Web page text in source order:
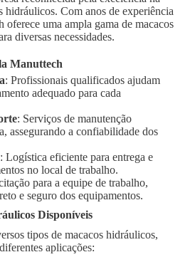
hidráulicos. Com anos de experiência
oferece uma ampla gama de macacos
diversas necessidades.
Manuttech
: Profissionais qualificados ajudam
adequado para cada
: Serviços de manutenção
assegurando a confiabilidade dos
: Logística eficiente para entrega e
no local de trabalho.
para a equipe de trabalho,
e seguro dos equipamentos.
Disponíveis
tipos de macacos hidráulicos,
aplicações: